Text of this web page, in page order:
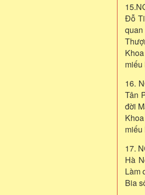
Đỗ
miếu
16.
Tân
đời
miếu
17.
Hà
Làm
Bia